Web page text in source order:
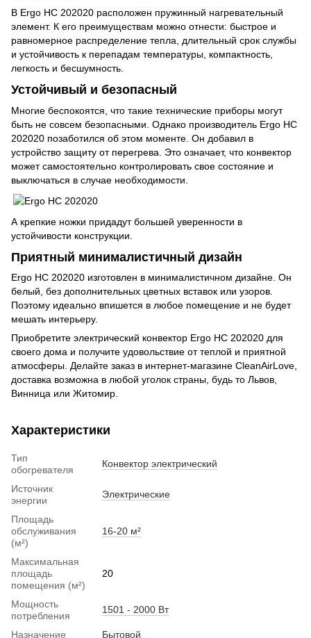
В Ergo HC 202020 расположен пружинный нагревательный
элемент. К его преимуществам можно отнести: быстрое и
равномерное распределение тепла, длительный срок службы
и устойчивость к перепадам температуры, компактность,
легкость и бесшумность.
Устойчивый и безопасный
Многие беспокоятся, что такие технические приборы могут
быть не совсем безопасными. Однако производитель Ergo HC
202020 позаботился об этом моменте. Он добавил в
устройство защиту от перегрева. Это означает, что конвектор
может самостоятельно контролировать свое состояние и
выключаться в случае необходимости.
А крепкие ножки придадут большей уверенности в
устойчивости конструкции.
Приятный минималистичный дизайн
Ergo HC 202020 изготовлен в минималистичном дизайне. Он
белый, без дополнительных цветных вставок или узоров.
Поэтому идеально впишется в любое помещение и не будет
мешать интерьеру.
Приобретите электрический конвектор Ergo HC 202020 для
своего дома и получите удовольствие от теплой и приятной
атмосферы. Делайте заказ в интернет-магазине CleanAirLove,
доставка возможна в любой уголок страны, будь то Львов,
Винница или Житомир.
Характеристики
Тип
обогревателя
Конвектор электрический
Источник
энергии
Электрические
Площадь
обслуживания
(м²)
16-20 м²
Максимальная
площадь
помещения (м²)
20
Мощность
потребления
1501 - 2000 Вт
Назначение
Бытовой